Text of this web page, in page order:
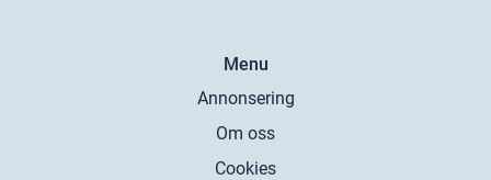
Menu
Annonsering
Om oss
Cookies